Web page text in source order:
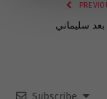
سليماني